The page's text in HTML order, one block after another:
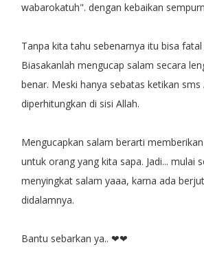
wabarokatuh". dengan kebaikan
Tanpa kita tahu sebenarnya itu bisa fatal
Biasakanlah mengucap salam secara
benar. Meski hanya sebatas ketikan
diperhitungkan di sisi Allah.
Mengucapkan salam berarti
untuk orang yang kita sapa. Jadi... mulai
menyingkat salam yaaa, karna ada
didalamnya.
Bantu sebarkan ya.. ❤❤